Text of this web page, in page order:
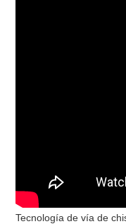
Tecnología de vía de